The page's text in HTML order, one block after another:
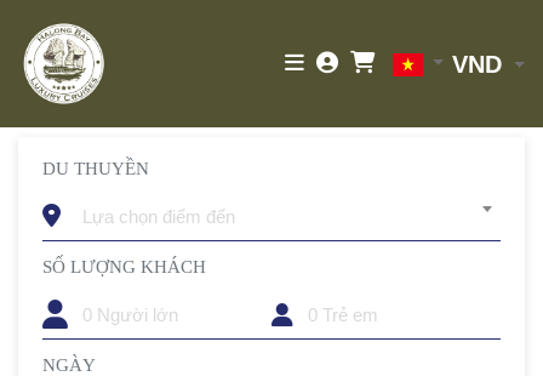
VND
DU THUYỀN
Lựa chọn điểm đến
SỐ LƯỢNG KHÁCH
NGÀY